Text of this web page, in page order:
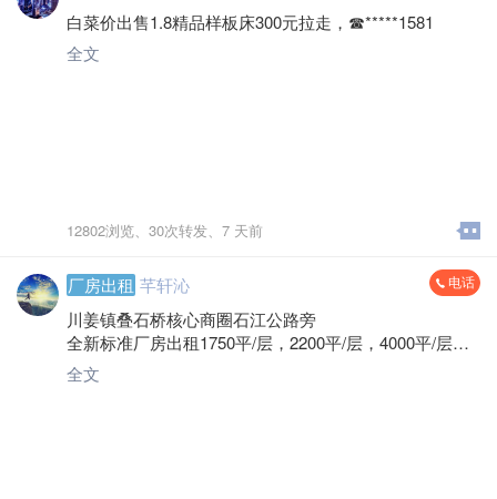
白菜价出售1.8精品样板床300元拉走，☎*****1581
全文
12802浏览、 30次转发、 7 天前
厂房出租 芊轩沁 电话
川姜镇叠石桥核心商圈石江公路旁
全新标准厂房出租1750平/层，2200平/层，4000平/层，5
780平/层，6400平/层园区总计50000平，配大货梯多
部，食堂宿舍齐全， 性价比高。
全文